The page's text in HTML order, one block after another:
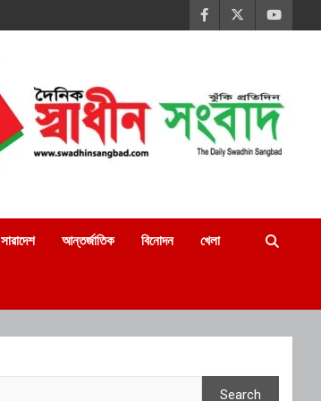
সারাদেশ আন্তর্জাতিক বিনোদন খেলা
Search